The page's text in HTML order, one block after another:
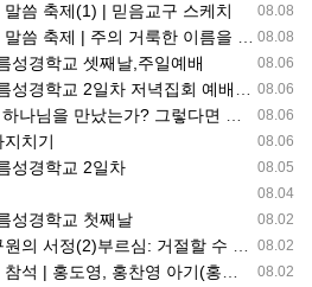
08.08
씀 축제(1) | 믿음교구 스케치
08.08
| 주의 거룩한 이름을 위하여 기도합시다
08.06
성경학교 셋째날,주일예배
08.06
경학교 2일차 저녁집회 예배 실황
08.06
그렇다면 나의 삶은 어떠한가? 자신을 돌아 봅니다.
08.06
치기
08.05
성경학교 2일차
08.04
08.02
성경학교 첫째날
08.02
(2)부르심: 거절할 수 없는 은혜의 시작
08.02
, 홍찬영 아기(홍석진, 임자현 집사 가정)